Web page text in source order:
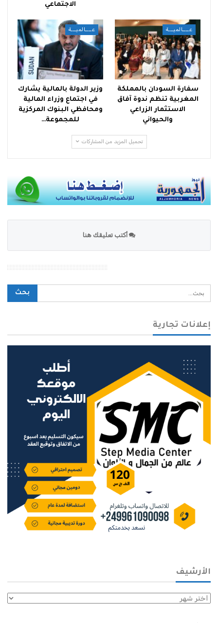
الاجتماعي
عــــالميـــة
سفارة السودان بالمملكة
المغربية تنظم ندوة آفاق
الاستثمار الزراعي
والحيواني
عــــالميـــة
وزير الدولة بالمالية يشارك
في اجتماع وزراء المالية
ومحافظي البنوك المركزية
للمجموعة…
تحميل المزيد من المشاركات
أكتب تعليقك هنا
إعلانات تجارية
الأرشيف
الأرشيف